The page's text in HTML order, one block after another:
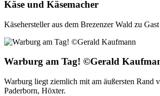
Käse und Käsemacher
Käsehersteller aus dem Brezenzer Wald zu
Warburg am Tag! ©Gerald
Warburg liegt ziemlich mit am äußersten Rand
Paderborn, Höxter.